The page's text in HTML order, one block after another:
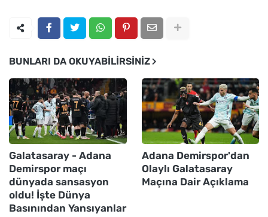
BUNLARI DA OKUYABILIRSINIZ
Galatasaray - Adana
Demirspor maçı
dünyada sansasyon
oldu! İşte Dünya
Basınından Yansıyanlar
Adana Demirspor'dan
Olaylı Galatasaray
Maçına Dair Açıklama